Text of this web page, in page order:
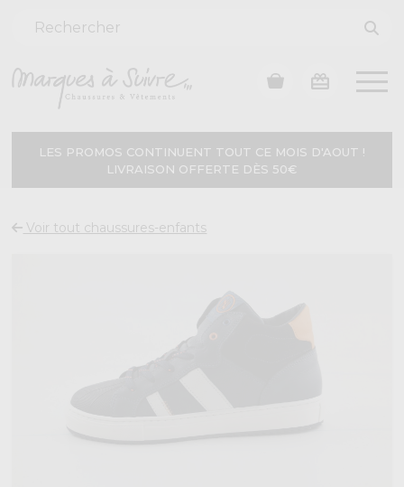
LES PROMOS CONTINUENT TOUT CE MOIS D'AOUT !
LIVRAISON OFFERTE DÈS 50€
Voir tout chaussures-enfants